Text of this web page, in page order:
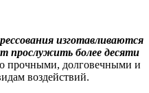
изготавливаются
прослужить более десяти
прочными, долговечными и
воздействий.